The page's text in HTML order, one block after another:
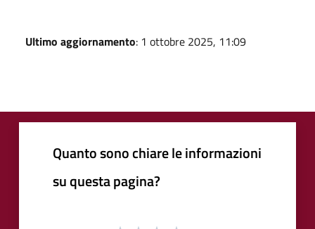
Ultimo aggiornamento: 1 ottobre 2025, 11:09
Quanto sono chiare le informazioni
su questa pagina?